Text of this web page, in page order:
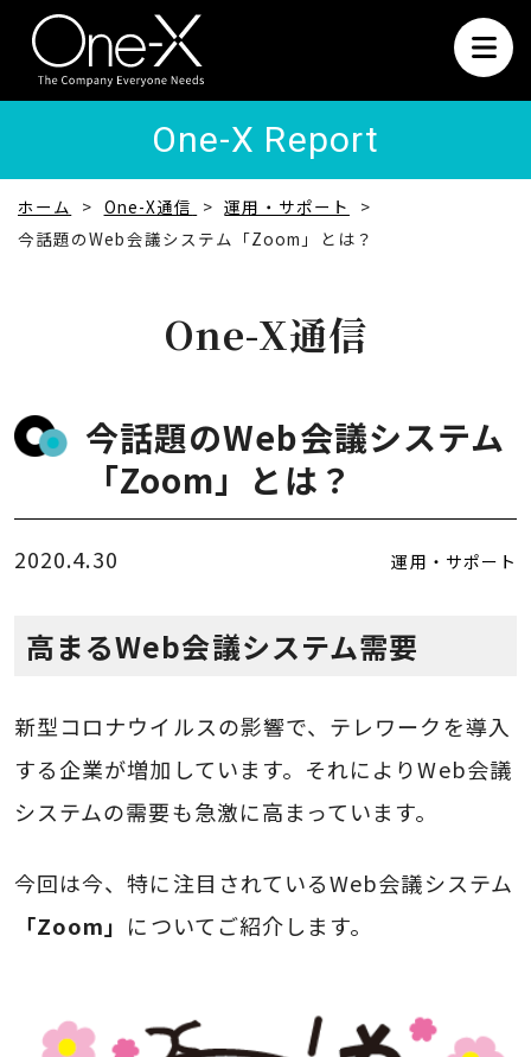
One-X Report
ホーム One-X通信
運用・サポート
今話題のWeb会議システム「Zoom」とは？
One-X通信
今話題のWeb会議システム
「Zoom」とは？
2020.4.30 運用・サポート
高まるWeb会議システム需要
新型コロナウイルスの影響で、テレワークを導入
する企業が増加しています。それによりWeb会議
システムの需要も急激に高まっています。
今回は今、特に注目されているWeb会議システム
「Zoom」 についてご紹介します。